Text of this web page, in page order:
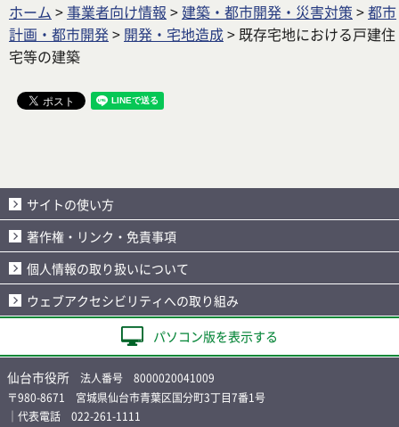
ホーム >事業者向け情報 >建築・都市開発・災害対策 >都市
計画・都市開発> 開発・宅地造成> 既存宅地における戸建住
宅等の建築
サイトの使い方
著作権・リンク・免責事項
個人情報の取り扱いについて
ウェブアクセシビリティへの取り組み
パソコン版を表示する
仙台市役所 法人番号 8000020041009
〒980-8671 宮城県仙台市青葉区国分町3丁目7番1号
｜代表電話 022-261-1111